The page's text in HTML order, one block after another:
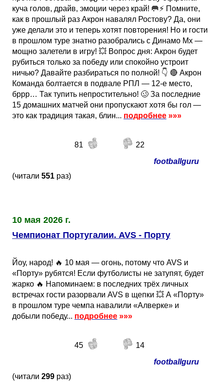
куча голов, драйв, эмоции через край! 🥅⚡️ Помните,
как в прошлый раз Акрон навалял Ростову? Да, они
уже делали это и теперь хотят повторения! Но и гости
в прошлом туре знатно разобрались с Динамо Мх —
мощно залетели в игру! 💥 Вопрос дня: Акрон будет
рубиться только за победу или спокойно устроит
ничью? Давайте разбираться по полной! 👇 🔴 Акрон
Команда болтается в подвале РПЛ — 12-е место,
бррр… Так тупить непростительно! 🥴 За последние
15 домашних матчей они пропускают хотя бы гол —
это как традиция такая, блин... подробнее »»»
81
22
footballguru
(читали 551 раз)
10 мая 2026 г.
Чемпионат Португалии. AVS - Порту
Йоу, народ! 🔥 10 мая — огонь, потому что AVS и
«Порту» рубятся! Если футболисты не затупят, будет
жарко 🔥 Напоминаем: в последних трёх личных
встречах гости разорвали AVS в щепки 💥 А «Порту»
в прошлом туре чемпа навалили «Алверке» и
добыли победу... подробнее »»»
45
14
footballguru
(читали 299 раз)